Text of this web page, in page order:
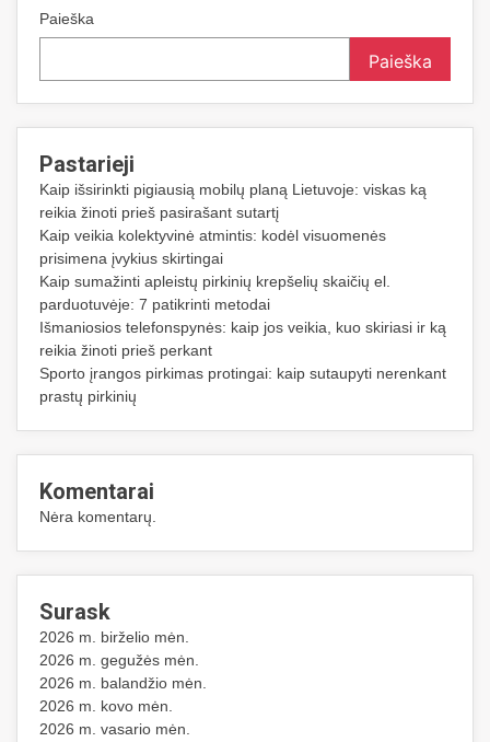
Paieška
Paieška
Pastarieji
Kaip išsirinkti pigiausią mobilų planą Lietuvoje: viskas ką
reikia žinoti prieš pasirašant sutartį
Kaip veikia kolektyvinė atmintis: kodėl visuomenės
prisimena įvykius skirtingai
Kaip sumažinti apleistų pirkinių krepšelių skaičių el.
parduotuvėje: 7 patikrinti metodai
Išmaniosios telefonspynės: kaip jos veikia, kuo skiriasi ir ką
reikia žinoti prieš perkant
Sporto įrangos pirkimas protingai: kaip sutaupyti nerenkant
prastų pirkinių
Komentarai
Nėra komentarų.
Surask
2026 m. birželio mėn.
2026 m. gegužės mėn.
2026 m. balandžio mėn.
2026 m. kovo mėn.
2026 m. vasario mėn.